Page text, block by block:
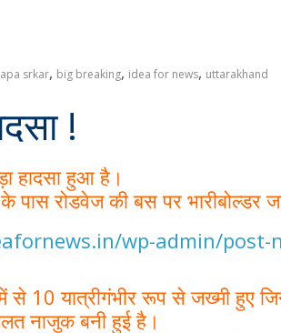
srkar, big breaking, idea for news, uttarakhand
!
हादसा हुआ है।
पास रोडवेज की बस पर भारीबोल्डर
wp-admin/post-
से 10 यात्रीगंभीर रूप से जख्मी हुए
नाजुक बनी हुई है।